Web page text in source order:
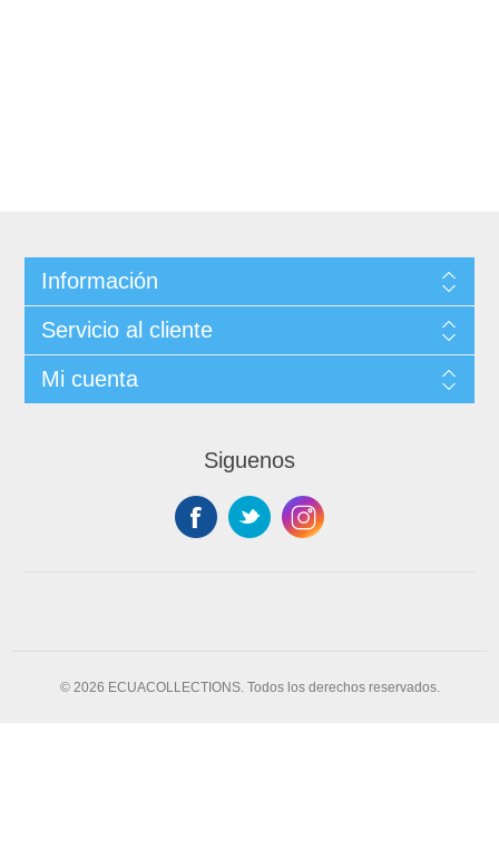
Información
Servicio al cliente
Mi cuenta
Siguenos
© 2026 ECUACOLLECTIONS. Todos los derechos reservados.